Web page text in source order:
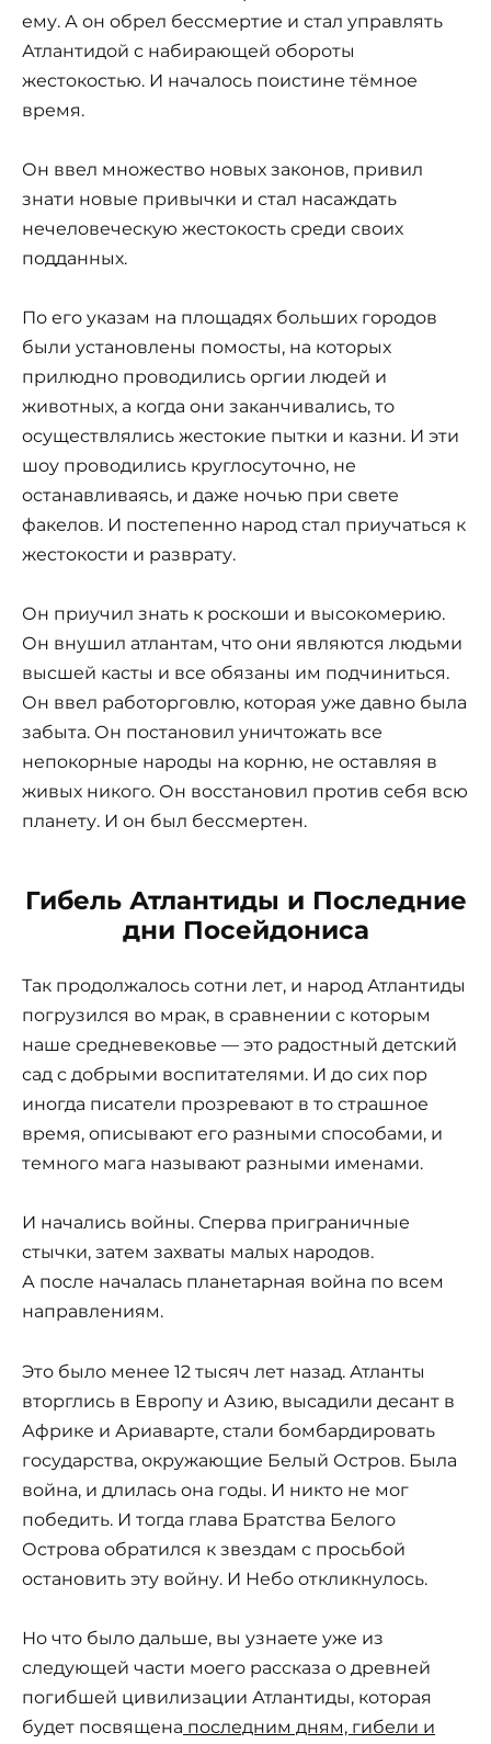
ему. А он обрел бессмертие и стал управлять
Атлантидой с набирающей обороты
жестокостью. И началось поистине тёмное
время.
Он ввел множество новых законов, привил
знати новые привычки и стал насаждать
нечеловеческую жестокость среди своих
подданных.
По его указам на площадях больших городов
были установлены помосты, на которых
прилюдно проводились оргии людей и
животных, а когда они заканчивались, то
осуществлялись жестокие пытки и казни. И эти
шоу проводились круглосуточно, не
останавливаясь, и даже ночью при свете
факелов. И постепенно народ стал приучаться к
жестокости и разврату.
Он приучил знать к роскоши и высокомерию.
Он внушил атлантам, что они являются людьми
высшей касты и все обязаны им подчиниться.
Он ввел работорговлю, которая уже давно была
забыта. Он постановил уничтожать все
непокорные народы на корню, не оставляя в
живых никого. Он восстановил против себя всю
планету. И он был бессмертен.
Гибель Атлантиды и Последние
дни Посейдониса
Так продолжалось сотни лет, и народ Атлантиды
погрузился во мрак, в сравнении с которым
наше средневековье — это радостный детский
сад с добрыми воспитателями. И до сих пор
иногда писатели прозревают в то страшное
время, описывают его разными способами, и
темного мага называют разными именами.
И начались войны. Сперва приграничные
стычки, затем захваты малых народов.
А после началась планетарная война по всем
направлениям.
Это было менее 12 тысяч лет назад. Атланты
вторглись в Европу и Азию, высадили десант в
Африке и Ариаварте, стали бомбардировать
государства, окружающие Белый Остров. Была
война, и длилась она годы. И никто не мог
победить. И тогда глава Братства Белого
Острова обратился к звездам с просьбой
остановить эту войну. И Небо откликнулось.
Но что было дальше, вы узнаете уже из
следующей части моего рассказа о древней
погибшей цивилизации Атлантиды, которая
будет посвящена последним дням, гибели и